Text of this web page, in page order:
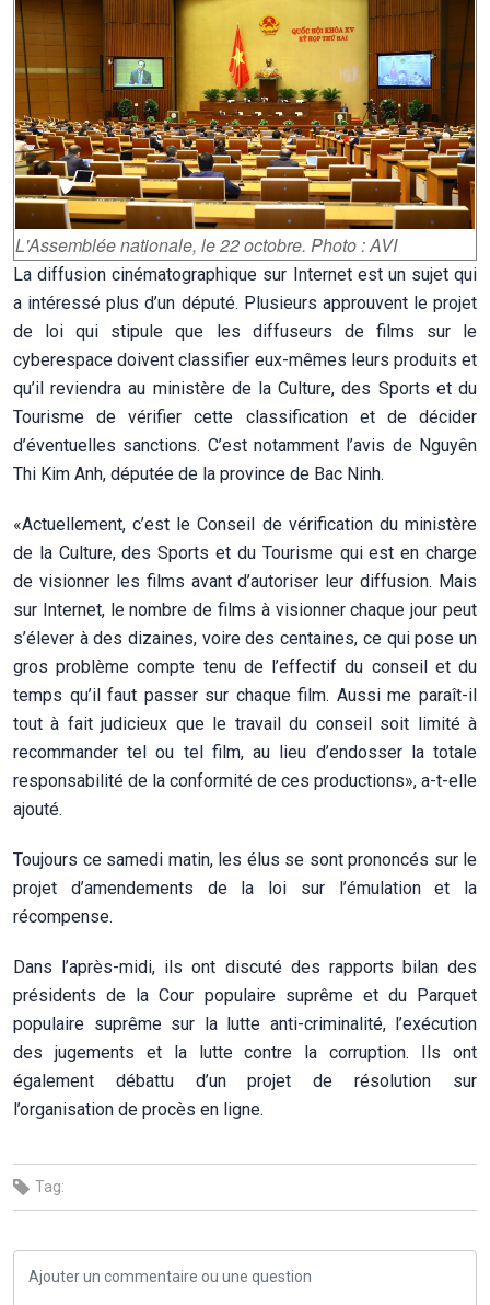
L'Assemblée nationale, le 22 octobre. Photo : AVI
La diffusion cinématographique sur Internet est un sujet qui
a intéressé plus d’un député. Plusieurs approuvent le projet
de loi qui stipule que les diffuseurs de films sur le
cyberespace doivent classifier eux-mêmes leurs produits et
qu’il reviendra au ministère de la Culture, des Sports et du
Tourisme de vérifier cette classification et de décider
d’éventuelles sanctions. C’est notamment l’avis de Nguyên
Thi Kim Anh, députée de la province de Bac Ninh.
«Actuellement, c’est le Conseil de vérification du ministère
de la Culture, des Sports et du Tourisme qui est en charge
de visionner les films avant d’autoriser leur diffusion. Mais
sur Internet, le nombre de films à visionner chaque jour peut
s’élever à des dizaines, voire des centaines, ce qui pose un
gros problème compte tenu de l’effectif du conseil et du
temps qu’il faut passer sur chaque film. Aussi me paraît-il
tout à fait judicieux que le travail du conseil soit limité à
recommander tel ou tel film, au lieu d’endosser la totale
responsabilité de la conformité de ces productions», a-t-elle
ajouté.
Toujours ce samedi matin, les élus se sont prononcés sur le
projet d’amendements de la loi sur l’émulation et la
récompense.
Dans l’après-midi, ils ont discuté des rapports bilan des
présidents de la Cour populaire suprême et du Parquet
populaire suprême sur la lutte anti-criminalité, l’exécution
des jugements et la lutte contre la corruption. Ils ont
également débattu d’un projet de résolution sur
l’organisation de procès en ligne.
Tag: